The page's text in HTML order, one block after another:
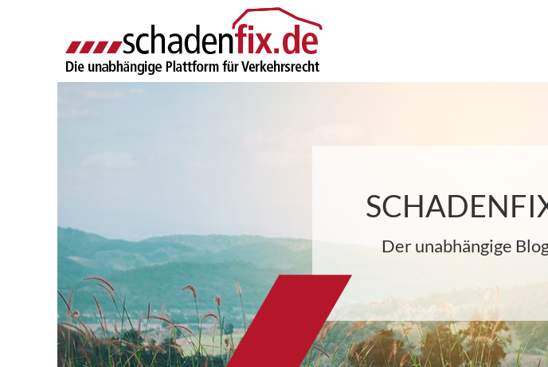
Der unabhängige